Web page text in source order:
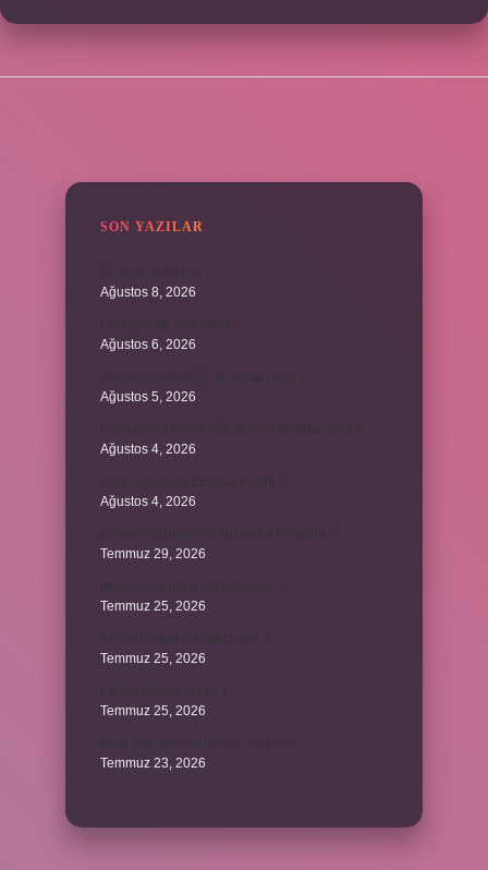
SON YAZILAR
Ağustos 8, 2026
Ağustos 6, 2026
Ağustos 5, 2026
Ağustos 4, 2026
Ağustos 4, 2026
Temmuz 29, 2026
Temmuz 25, 2026
Temmuz 25, 2026
Temmuz 25, 2026
Temmuz 23, 2026